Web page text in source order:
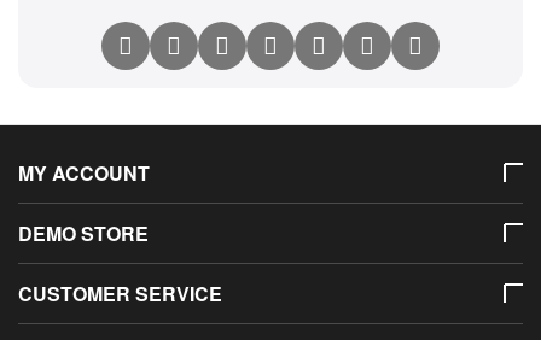
MY ACCOUNT
DEMO STORE
CUSTOMER SERVICE